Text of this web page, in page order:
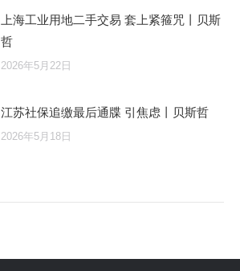
上海工业用地二手交易 套上紧箍咒丨贝斯
哲
2026年5月22日
江苏社保追缴最后通牒 引焦虑丨贝斯哲
2026年5月18日